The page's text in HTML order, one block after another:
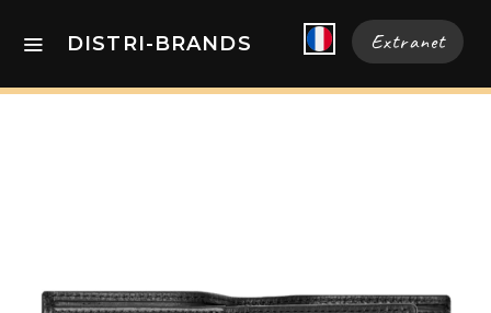
DISTRI-BRANDS Extranet